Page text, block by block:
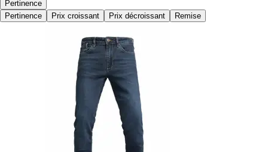
Pertinence
Pertinence
Prix croissant Prix décroissant Remise